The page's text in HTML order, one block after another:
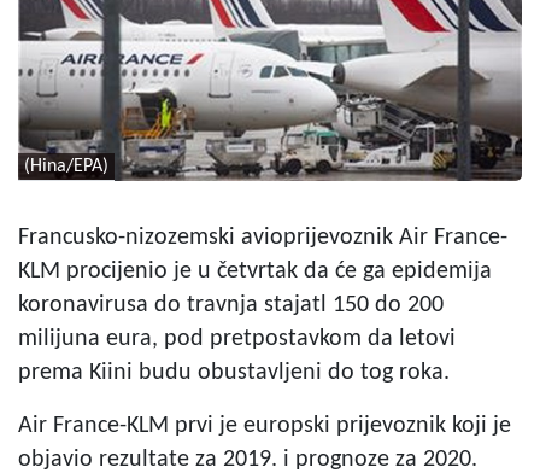
(Hina/EPA)
Francusko-nizozemski avioprijevoznik Air France-
KLM procijenio je u četvrtak da će ga epidemija
koronavirusa do travnja stajatl 150 do 200
milijuna eura, pod pretpostavkom da letovi
prema Kiini budu obustavljeni do tog roka.
Air France-KLM prvi je europski prijevoznik koji je
objavio rezultate za 2019. i prognoze za 2020.